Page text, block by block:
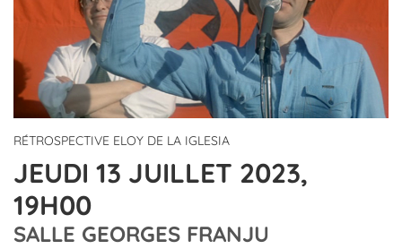
RÉTROSPECTIVE ELOY DE LA IGLESIA
JEUDI 13 JUILLET 2023,
19H00
SALLE GEORGES FRANJU